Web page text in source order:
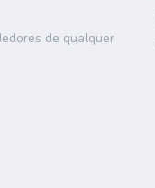
de qualquer